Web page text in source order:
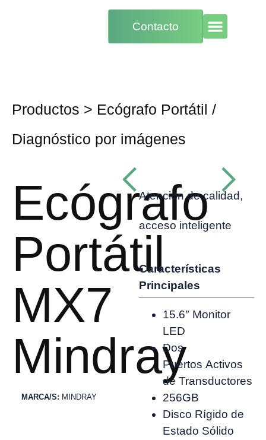
Contacto
Productos > Ecógrafo Portátil /
Diagnóstico por imágenes
Ecógrafo
Portátil
MX7
Mindray
MARCA/S: MINDRAY
Atención de calidad,
acceso inteligente
Características
Principales
15.6″ Monitor
LED
Dos
Puertos Activos
de Transductores
256GB
Disco Rígido de
Estado Sólido